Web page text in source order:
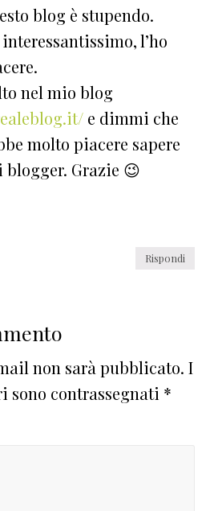
blog è stupendo.
l’ho
nel mio blog
e dimmi che
molto piacere sapere
Grazie 😉
Rispondi
non sarà pubblicato. I
sono contrassegnati *